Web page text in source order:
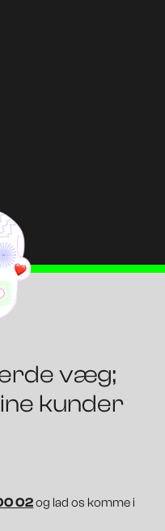
væg;
kunder
02og lad os komme i